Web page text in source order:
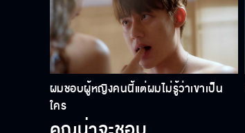
ผมชอบผู้หญิงคนนี้แต่ผมไม่รู้ว่าเขาเป็น
ใคร